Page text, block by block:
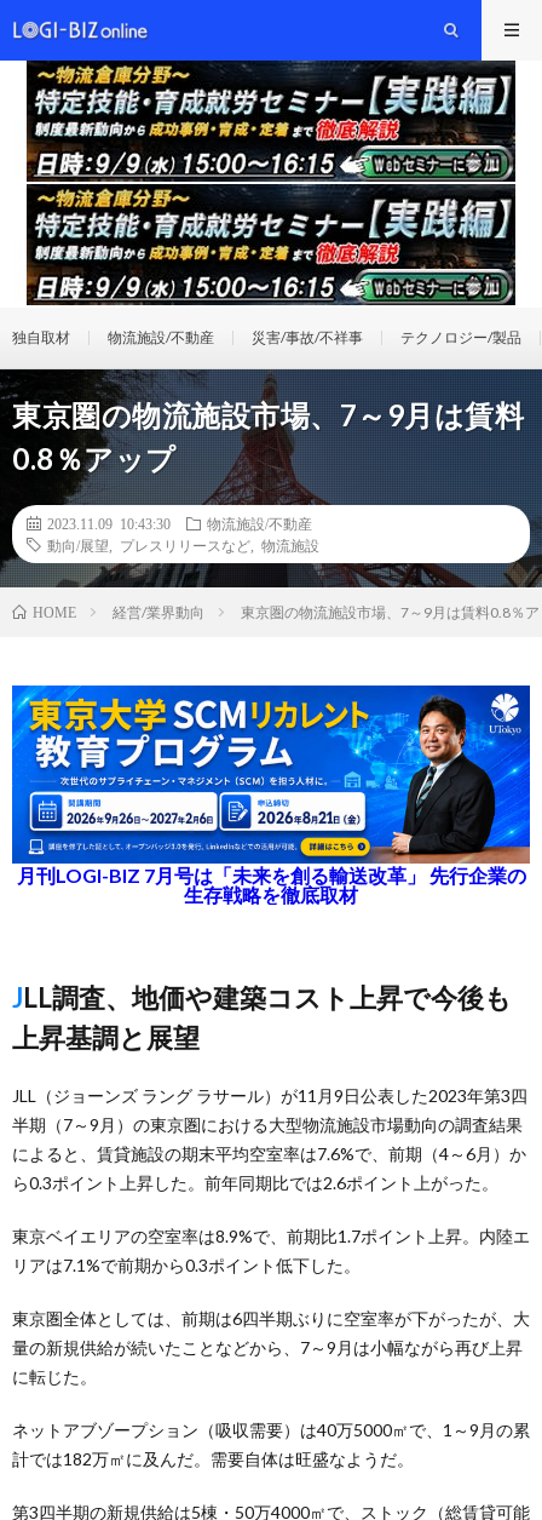
独自取材 物流施設/不動産 災害/事故/不祥事 テクノロジー/製品
東京圏の物流施設市場、7～9月は賃料
0.8％アップ
2023.11.09 10:43:30
物流施設/不動産
動向/展望
プレスリリースなど 物流施設
HOME 経営/業界動向 東京圏の物流施設市場、7～9月は賃料0.8％
月刊LOGI-BIZ 7月号は「未来を創る輸送改革」 先行企業の
生存戦略を徹底取材
JLL調査、地価や建築コスト上昇で今後も
上昇基調と展望
JLL（ジョーンズ ラング ラサール）が11月9日公表した2023年第3四
半期（7～9月）の東京圏における大型物流施設市場動向の調査結果
によると、賃貸施設の期末平均空室率は7.6%で、前期（4～6月）か
ら0.3ポイント上昇した。前年同期比では2.6ポイント上がった。
東京ベイエリアの空室率は8.9%で、前期比1.7ポイント上昇。内陸エ
リアは7.1%で前期から0.3ポイント低下した。
東京圏全体としては、前期は6四半期ぶりに空室率が下がったが、大
量の新規供給が続いたことなどから、7～9月は小幅ながら再び上昇
に転じた。
ネットアブゾープション（吸収需要）は40万5000㎡で、1～9月の累
計では182万㎡に及んだ。需要自体は旺盛なようだ。
第3四半期の新規供給は5棟・50万4000㎡で、ストック（総賃貸可能